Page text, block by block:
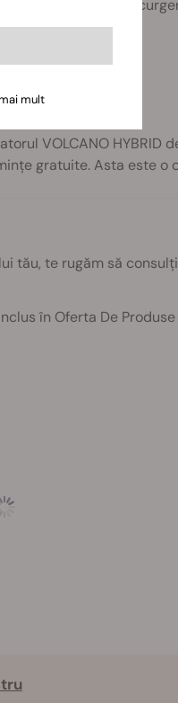
tampon de
VOLCANO HYBRID
gratuite. Asta este o
tău, te rugăm să
în Oferta De
mult